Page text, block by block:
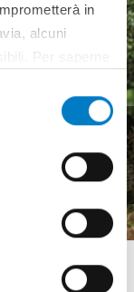
in
alcuni
essi, ti
mercato